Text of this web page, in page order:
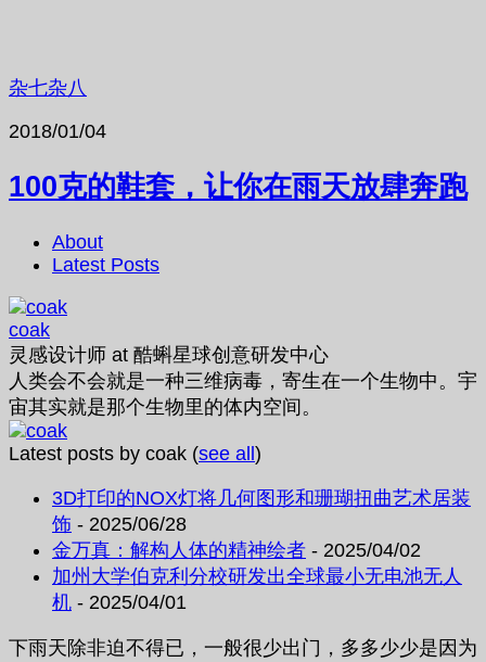
杂七杂八
2018/01/04
100克的鞋套，让你在雨天放肆奔跑
About
Latest Posts
coak
灵感设计师 at 酷蝌星球创意研发中心
人类会不会就是一种三维病毒，寄生在一个生物中。宇
宙其实就是那个生物里的体内空间。
Latest posts by coak (see all)
3D打印的NOX灯将几何图形和珊瑚扭曲艺术居装
饰 - 2025/06/28
金万真：解构人体的精神绘者 - 2025/04/02
加州大学伯克利分校研发出全球最小无电池无人
机 - 2025/04/01
下雨天除非迫不得已，一般很少出门，多多少少是因为